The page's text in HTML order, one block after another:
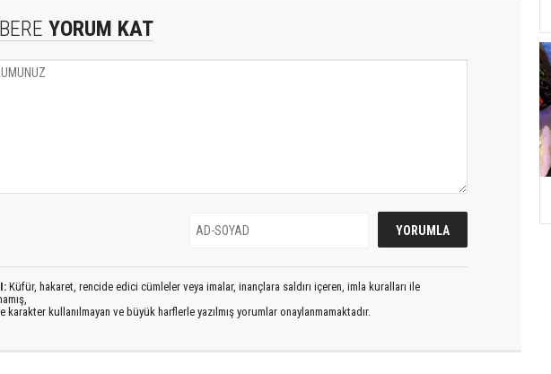
YORUM KAT
Küfür, hakaret, rencide edici cümleler veya imalar, inançlara saldırı içeren, imla kuralları ile
karakter kullanılmayan ve büyük harflerle yazılmış yorumlar onaylanmamaktadır.